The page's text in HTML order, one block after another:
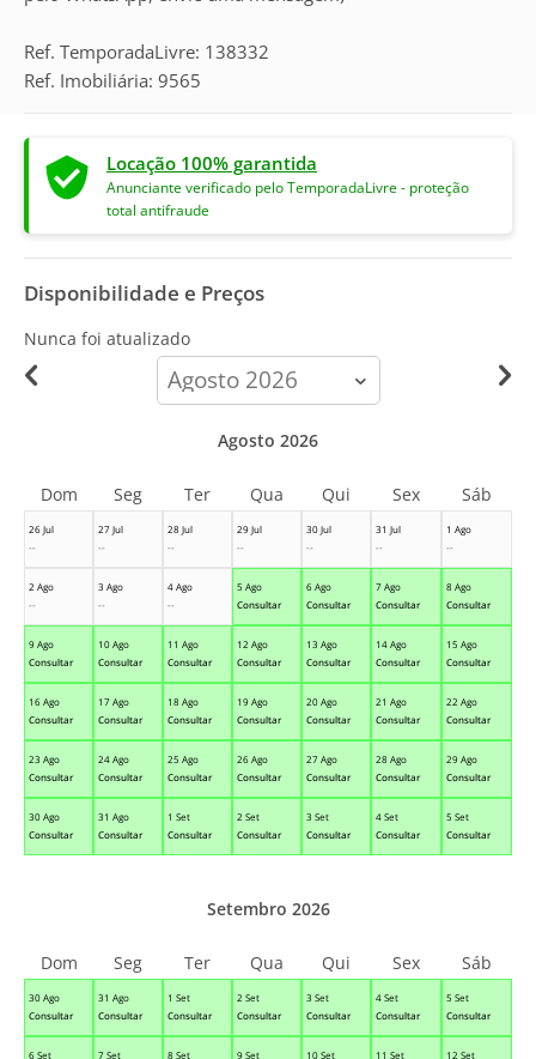
Ref. TemporadaLivre: 138332
Ref. Imobiliária: 9565
Locação 100% garantida
Anunciante verificado pelo TemporadaLivre - proteção
total antifraude
Disponibilidade e Preços
Nunca foi atualizado
calendar-
month
26 Jul
--
27 Jul
--
28 Jul
--
29 Jul
--
30 Jul
--
31 Jul
--
1 Ago
--
2 Ago
--
3 Ago
--
4 Ago
--
5 Ago
Consultar
6 Ago
Consultar
7 Ago
Consultar
8 Ago
Consultar
9 Ago
Consultar
10 Ago
Consultar
11 Ago
Consultar
12 Ago
Consultar
13 Ago
Consultar
14 Ago
Consultar
15 Ago
Consultar
16 Ago
Consultar
17 Ago
Consultar
18 Ago
Consultar
19 Ago
Consultar
20 Ago
Consultar
21 Ago
Consultar
22 Ago
Consultar
23 Ago
Consultar
24 Ago
Consultar
25 Ago
Consultar
26 Ago
Consultar
27 Ago
Consultar
28 Ago
Consultar
29 Ago
Consultar
30 Ago
Consultar
31 Ago
Consultar
1 Set
Consultar
2 Set
Consultar
3 Set
Consultar
4 Set
Consultar
5 Set
Consultar
Agosto 2026
Dom Seg Ter Qua Qui Sex Sáb
30 Ago
Consultar
31 Ago
Consultar
1 Set
Consultar
2 Set
Consultar
3 Set
Consultar
4 Set
Consultar
5 Set
Consultar
6 Set
7 Set
8 Set
9 Set
10 Set
11 Set
12 Set
Setembro 2026
Dom Seg Ter Qua Qui Sex Sáb